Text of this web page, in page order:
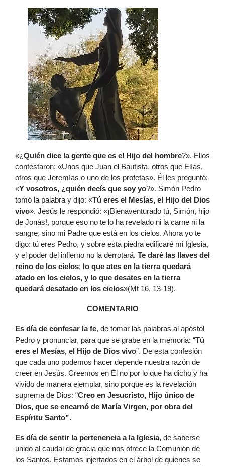
«¿Quién dice la gente que es el Hijo del hombre?». Ellos
contestaron: «Unos que Juan el Bautista, otros que Elías,
otros que Jeremías o uno de los profetas». Él les preguntó:
«Y vosotros, ¿quién decís que soy yo?». Simón Pedro
tomó la palabra y dijo: «Tú eres el Mesías, el Hijo del Dios
vivo». Jesús le respondió: «¡Bienaventurado tú, Simón, hijo
de Jonás!, porque eso no te lo ha revelado ni la carne ni la
sangre, sino mi Padre que está en los cielos. Ahora yo te
digo: tú eres Pedro, y sobre esta piedra edificaré mi Iglesia,
y el poder del infierno no la derrotará. Te daré las llaves del
reino de los cielos; lo que ates en la tierra quedará
atado en los cielos, y lo que desates en la tierra
quedará desatado en los cielos»(Mt 16, 13-19).
COMENTARIO
Es día de confesar la fe, de tomar las palabras al apóstol
Pedro y pronunciar, para que se grabe en la memoria: “Tú
eres el Mesías, el Hijo de Dios vivo”. De esta confesión
que cada uno podemos hacer depende nuestra razón de
creer en Jesús. Creemos en Él no por lo que ha dicho y ha
vivido de manera ejemplar, sino porque es la revelación
suprema de Dios: “Creo en Jesucristo, Hijo único de
Dios, que se encarnó de María Virgen, por obra del
Espíritu Santo”.
Es día de sentir la pertenencia a la Iglesia, de saberse
unido al caudal de gracia que nos ofrece la Comunión de
los Santos. Estamos injertados en el árbol de quienes se